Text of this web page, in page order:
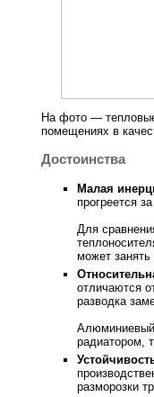
На фото —
помещениях в
Достоинства
Малая
прогреется
Для
может
отличаются
разводка
Алюминиевый
радиатором,
разморозки